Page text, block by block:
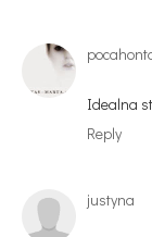
Idealna
Reply
justyna